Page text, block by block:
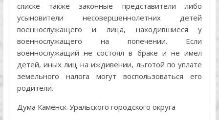
списке также законные представители либо
усыновители несовершеннолетних детей
военнослужащего и лица, находившиеся у
военнослужащего на попечении. Если
военнослужащий не состоял в браке и не имел
детей, иных лиц на иждивении, льготой по уплате
земельного налога могут воспользоваться его
родители.
Дума Каменск-Уральского городского округа